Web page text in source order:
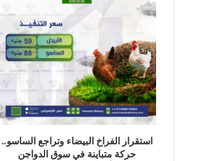
استقرار الفراخ البيضاء وتراجع الساسو..
حركة متباينة في سوق الدواجن